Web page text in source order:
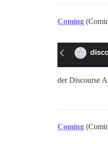
Coming
der Discourse
Coming